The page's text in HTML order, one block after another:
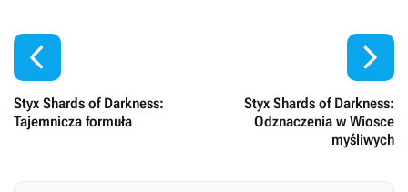

Styx Shards of Darkness:
Tajemnicza formuła
Styx Shards of Darkness:
Odznaczenia w Wiosce
myśliwych
